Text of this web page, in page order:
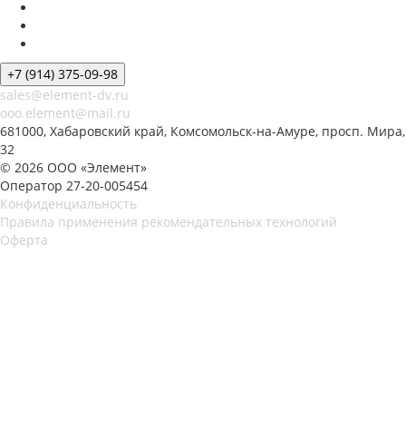
+7 (914) 375-09-98
sales@element-dv.ru
ooo.element@mail.ru
681000, Хабаровский край, Комсомольск-на-Амуре, просп. Мира,
32
© 2026 ООО «Элемент»
Оператор 27-20-005454
Конфиденциальность
Правила применения рекомендательных технологий
Оферта